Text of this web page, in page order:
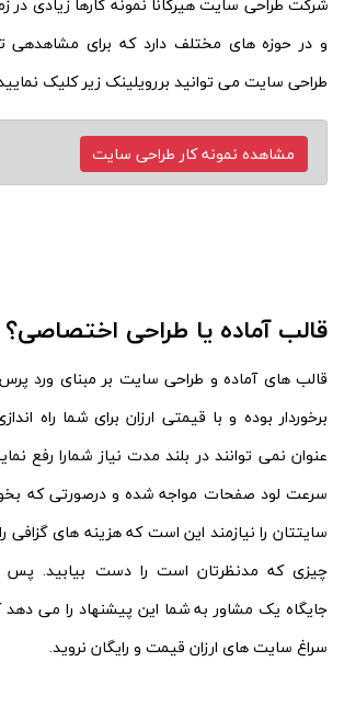
و در حوزه های مختلف دارد که برای مشاهدهی
طراحی سایت می توانید بررویلینک زیر کلیک
قالب آماده یا طراحی اختصاصی؟
قالب های آماده و طراحی سایت بر مبنای ورد پرس
برخوردار بوده و با قیمتی ارزان برای شما راه
عنوان نمی توانند در بلند مدت نیاز شمارا رفع
سرعت لود صفحات مواجه شده و درصورتی که
سایتتان را نیازمند این است که هزینه های گزافی
چیزی که مدنظرتان است را دست بیابید. پس
جایگاه یک مشاور به شما این پیشنهاد را می
سراغ سایت های ارزان قیمت و رایگان نروید.